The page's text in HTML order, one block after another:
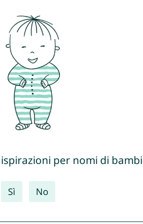
per nomi di
Sì No